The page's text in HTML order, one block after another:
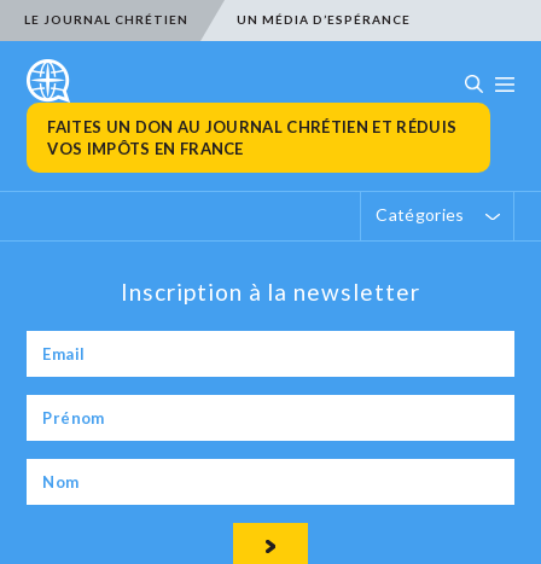
LE JOURNAL CHRÉTIEN UN MÉDIA D’ESPÉRANCE
FAITES UN DON AU JOURNAL CHRÉTIEN ET RÉDUIS
VOS IMPÔTS EN FRANCE
Catégories
Inscription à la newsletter